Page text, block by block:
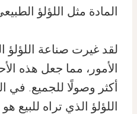
المادة مثل اللؤلؤ
لقد غيرت صناعة اللؤلؤ
الأمور، مما جعل هذه
أكثر وصولًا للجميع. في
اللؤلؤ الذي تراه للبيع